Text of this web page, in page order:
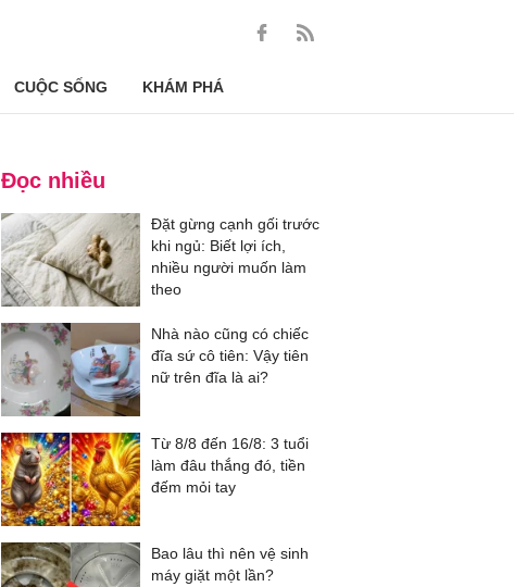
CUỘC SỐNG KHÁM PHÁ
Đọc nhiều
Đặt gừng cạnh gối trước
khi ngủ: Biết lợi ích,
nhiều người muốn làm
theo
Nhà nào cũng có chiếc
đĩa sứ cô tiên: Vậy tiên
nữ trên đĩa là ai?
Từ 8/8 đến 16/8: 3 tuổi
làm đâu thắng đó, tiền
đếm mỏi tay
Bao lâu thì nên vệ sinh
máy giặt một lần?